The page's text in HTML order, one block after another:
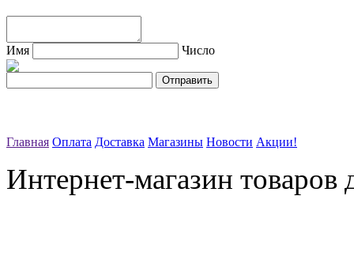
Имя Число
Главная Оплата Доставка Магазины Новости Акции!
Интернет-магазин